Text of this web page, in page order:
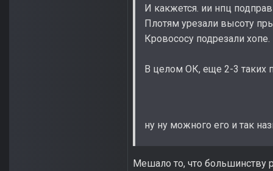
И какжется. ии нпц
Плотям урезали высоту
Кровососу подрезали хопе.
В целом ОК, еще 2-3 таких
ну ну можного его и так
Мешало то, что большинству